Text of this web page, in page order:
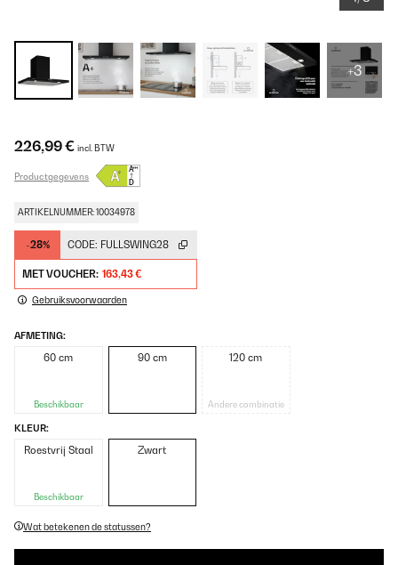
+3
226,99 € incl. BTW
Productgegevens
ARTIKELNUMMER: 10034978
-28% CODE: FULLSWING28
MET VOUCHER: 163,43 €
Gebruiksvoorwaarden
AFMETING:
60 cm
Beschikbaar
90 cm 120 cm
Andere combinatie
KLEUR:
Roestvrij Staal
Beschikbaar
Zwart
Wat betekenen de statussen?